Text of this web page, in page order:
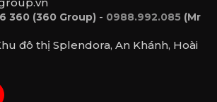
360 (360 Group) - 0988.992.085 (Mr
đô thị Splendora, An Khánh, Hoài